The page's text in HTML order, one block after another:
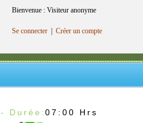
Bienvenue : Visiteur anonyme
Se connecter Créer un compte
- Durée:07:00 Hrs